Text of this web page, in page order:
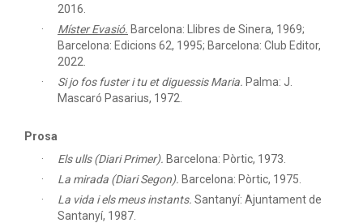
2016.
Míster Evasió. Barcelona: Llibres de Sinera, 1969;
Barcelona: Edicions 62, 1995; Barcelona: Club Editor,
2022.
Si jo fos fuster i tu et diguessis Maria. Palma: J.
Mascaró Pasarius, 1972.
Prosa
Els ulls (Diari Primer). Barcelona: Pòrtic, 1973.
La mirada (Diari Segon). Barcelona: Pòrtic, 1975.
La vida i els meus instants. Santanyí: Ajuntament de
Santanyí, 1987.